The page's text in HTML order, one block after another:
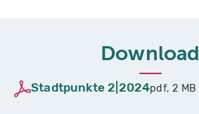
Download
Stadtpunkte 2|2024pdf, 2 MB